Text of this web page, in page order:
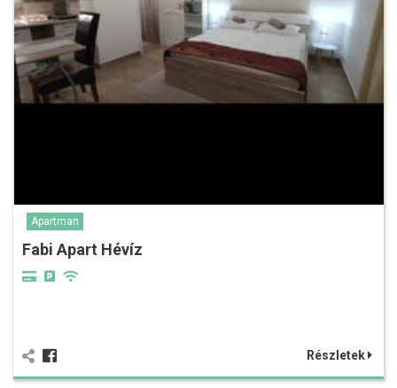
Apartman
Fabi Apart Hévíz
Részletek